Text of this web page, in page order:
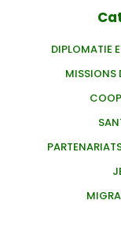
DIPLOMATIE
MISSIONS